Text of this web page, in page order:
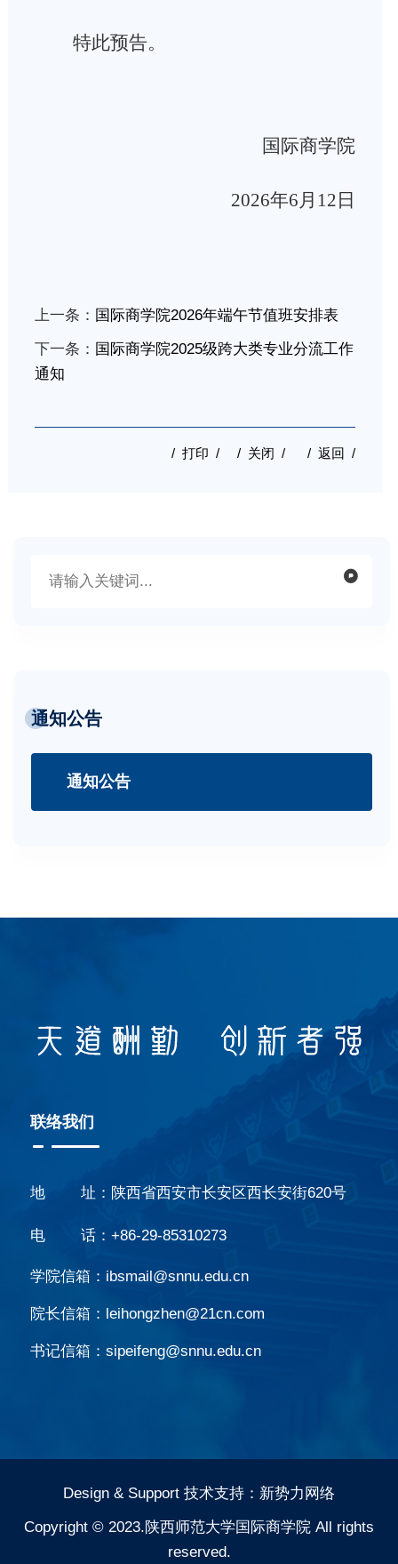
特此预告。
国际商学院
2026年6月 12 日
上一条： 国际商学院2026年端午节值班安排表
下一条： 国际商学院2025级跨大类专业分流工作
通知
/ 打印 / / 关闭 / / 返回 /
通知公告
通知公告
联络我们
地 址：陕西省西安市长安区西长安街620号
电 话： +86-29-85310273
学院信箱：ibsmail@snnu.edu.cn
院长信箱：leihongzhen@21cn.com
书记信箱：sipeifeng@snnu.edu.cn
Design & Support 技术支持：新势力网络
Copyright © 2023.陕西师范大学国际商学院 All rights
reserved.